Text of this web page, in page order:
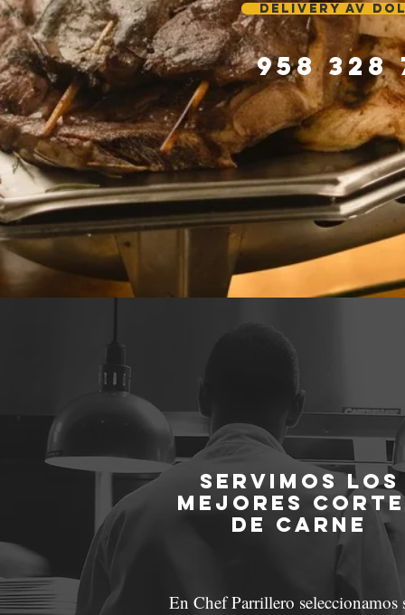
DELIVERY AV
958 328
Servimos los
mejores
de carne
En Chef Parrillero seleccionamos